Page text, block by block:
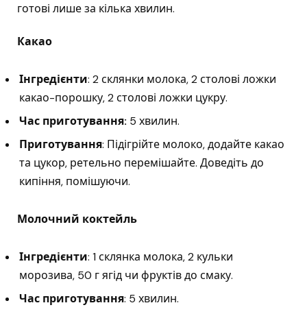
готові лише за кілька хвилин.
Какао
Інгредієнти: 2 склянки молока, 2 столові ложки
какао-порошку, 2 столові ложки цукру.
Час приготування: 5 хвилин.
Приготування: Підігрійте молоко, додайте какао
та цукор, ретельно перемішайте. Доведіть до
кипіння, помішуючи.
Молочний коктейль
Інгредієнти: 1 склянка молока, 2 кульки
морозива, 50 г ягід чи фруктів до смаку.
Час приготування: 5 хвилин.